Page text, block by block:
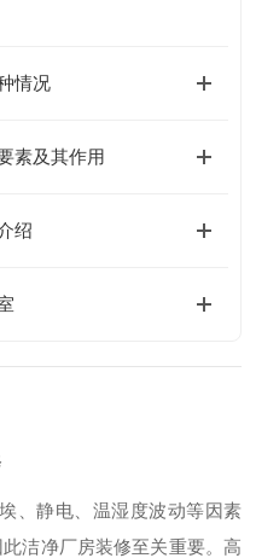
情况
素及其作用
绍
、静电、温湿度波动等因素
洁净厂房装修至关重要。高